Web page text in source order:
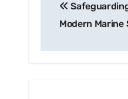
Modern Marine